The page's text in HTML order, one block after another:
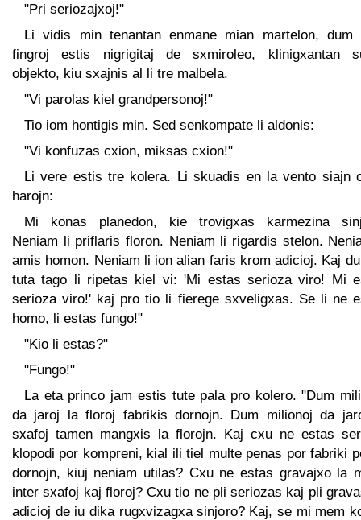
"Pri seriozajxoj!"
Li vidis min tenantan enmane mian martelon, dum
fingroj estis nigrigitaj de sxmiroleo, klinigxantan
objekto, kiu sxajnis al li tre malbela.
"Vi parolas kiel grandpersonoj!"
Tio iom hontigis min. Sed senkompate li aldonis:
"Vi konfuzas cxion, miksas cxion!"
Li vere estis tre kolera. Li skuadis en la vento siajn
harojn:
Mi konas planedon, kie trovigxas karmezina
Neniam li priflaris floron. Neniam li rigardis stelon.
amis homon. Neniam li ion alian faris krom adicioj. Kaj
tuta tago li ripetas kiel vi: 'Mi estas serioza viro! Mi
serioza viro!' kaj pro tio li fierege sxveligxas. Se li ne
homo, li estas fungo!"
"Kio li estas?"
"Fungo!"
La eta princo jam estis tute pala pro kolero. "Dum
da jaroj la floroj fabrikis dornojn. Dum milionoj da
sxafoj tamen mangxis la florojn. Kaj cxu ne estas
klopodi por kompreni, kial ili tiel multe penas por fabriki
dornojn, kiuj neniam utilas? Cxu ne estas gravajxo la
inter sxafoj kaj floroj? Cxu tio ne pli seriozas kaj pli
adicioj de iu dika rugxvizagxa sinjoro? Kaj, se mi mem